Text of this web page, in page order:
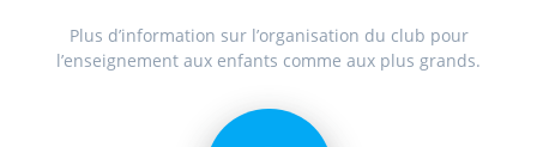
Plus d’information sur l’organisation du club pour
l’enseignement aux enfants comme aux plus grands.